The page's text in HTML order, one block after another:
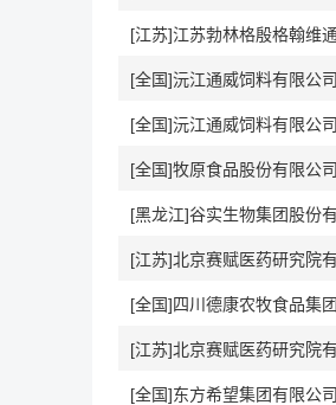
[江苏]江苏勃林格殷格翰维
[全国]沅江通威饲料有限公司
[全国]沅江通威饲料有限公司
[全国]牧原食品股份有限公司
[黑龙江]谷实生物集团股份
[江苏]北京赛赋医药研究院
[全国]四川德康农牧食品集
[江苏]北京赛赋医药研究院
[全国]东方希望集团有限公司